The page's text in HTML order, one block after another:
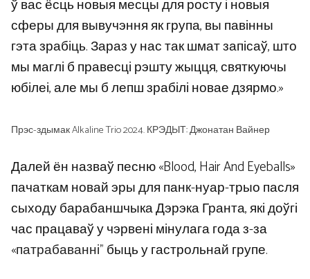
ў вас ёсць новыя месцы для росту і новыя
сферы для вывучэння як група, вы павінны
гэта зрабіць. Зараз у нас так шмат запісаў, што
мы маглі б правесці рэшту жыцця, святкуючы
юбілеі, але мы б лепш зрабілі новае дзярмо.»
Прэс-здымак Alkaline Trio 2024. КРЭДЫТ: Джонатан Вайнер
Далей ён назваў песню «Blood, Hair And Eyeballs»
пачаткам новай эры для панк-нуар-трыо пасля
сыходу барабаншчыка Дэрэка Гранта, які доўгі
час працаваў у чэрвені мінулага года з-за
«патрабаванні” быць у гастрольнай групе.